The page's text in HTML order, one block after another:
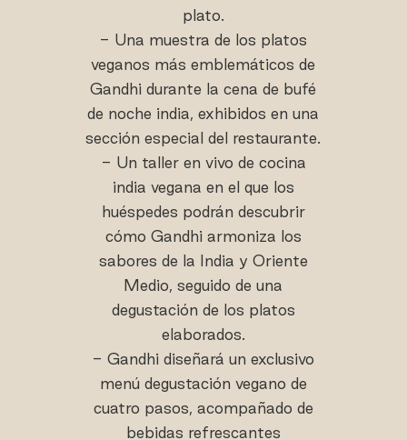
plato.
- Una muestra de los platos
veganos más emblemáticos de
Gandhi durante la cena de bufé
de noche india, exhibidos en una
sección especial del restaurante.
- Un taller en vivo de cocina
india vegana en el que los
huéspedes podrán descubrir
cómo Gandhi armoniza los
sabores de la India y Oriente
Medio, seguido de una
degustación de los platos
elaborados.
- Gandhi diseñará un exclusivo
menú degustación vegano de
cuatro pasos, acompañado de
bebidas refrescantes